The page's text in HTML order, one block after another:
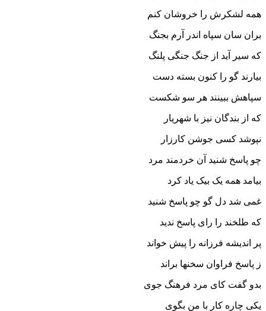
همه لشکرش را خروشان کنم‏
بران سان سپاه اندر آرم بجنگ
که سیر آید از جنگ جنگى پلنگ‏
بیارند گو را کنون بسته دست
سپاهش ببینند هر سو شکست‏
که از بندگان نیز با شهریار
نپوشد کسى جوشن کارزار
چو پاسخ شنید آن خردمند مرد
بیامد همه یک بیک یاد کرد
غمى شد دل گو چو پاسخ شنید
که طلخند را راى پاسخ ندید
پر اندیشه فرزانه را پیش خواند
ز پاسخ فراوان سخنها براند
بدو گفت کاى مرد فرهنگ جوى
یکى چاره کار با من بگوى‏